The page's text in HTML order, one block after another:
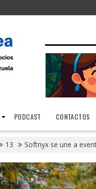
PODCAST CONTACTOS
13 Softnyx se une a